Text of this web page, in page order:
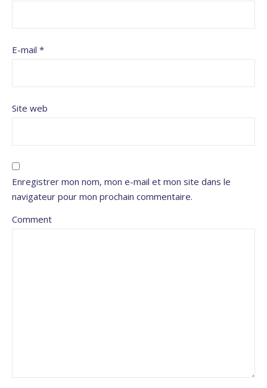
E-mail *
Site web
Enregistrer mon nom, mon e-mail et mon site dans le
navigateur pour mon prochain commentaire.
Comment